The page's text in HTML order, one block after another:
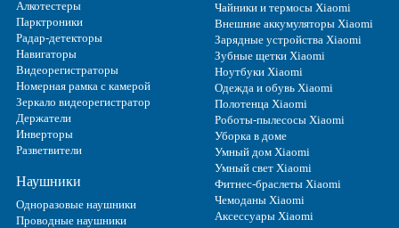
Алкотестеры
Парктроники
Радар-детекторы
Навигаторы
Видеорегистраторы
Номерная рамка с камерой
Зеркало видеорегистратор
Держатели
Инверторы
Разветвители
Наушники
Одноразовые наушники
Проводные наушники
Чайники и термосы Xiaomi
Внешние аккумуляторы Xiaomi
Зарядные устройства Xiaomi
Зубные щетки Xiaomi
Ноутбуки Xiaomi
Одежда и обувь Xiaomi
Полотенца Xiaomi
Роботы-пылесосы Xiaomi
Уборка в доме
Умный дом Xiaomi
Умный свет Xiaomi
Фитнес-браслеты Xiaomi
Чемоданы Xiaomi
Аксессуары Xiaomi